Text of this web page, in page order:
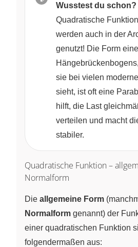
Wusstest du schon?
Quadratische
werden auch in der
genutzt! Die Form
sie bei vielen
sieht, ist oft eine
hilft, die Last
verteilen und macht
stabiler.
Quadratische Funktion –
Normalform
Die allgemeine Form
Normalform genannt) der
einer quadratischen Funktion
folgendermaßen aus: